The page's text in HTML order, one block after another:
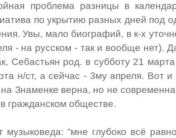
проблема разницы в
по укрытию разных дней под
Увы, мало биографий, в к-х
- на русском - так и вообще нет).
Себастьян род. в субботу 21
н/ст, а сейчас - 3му апреля. Вот
на Знаменке верна, но не
гражданском обществе.
“мне глубоко всё